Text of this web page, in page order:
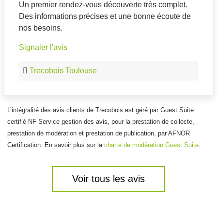
Un premier rendez-vous découverte très complet.
Des informations précises et une bonne écoute de
nos besoins.
Signaler l'avis
Trecobois Toulouse
L’intégralité des avis clients de Trecobois est géré par Guest Suite
certifié NF Service gestion des avis, pour la prestation de collecte,
prestation de modération et prestation de publication, par AFNOR
Certification. En savoir plus sur la charte de modération Guest Suite.
Voir tous les avis